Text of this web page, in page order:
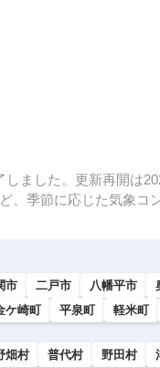
ました。更新再開は
、季節に応じた気象コ
市 二戸市 八幡平市
ケ崎町 平泉町 軽米町
畑村 普代村 野田村